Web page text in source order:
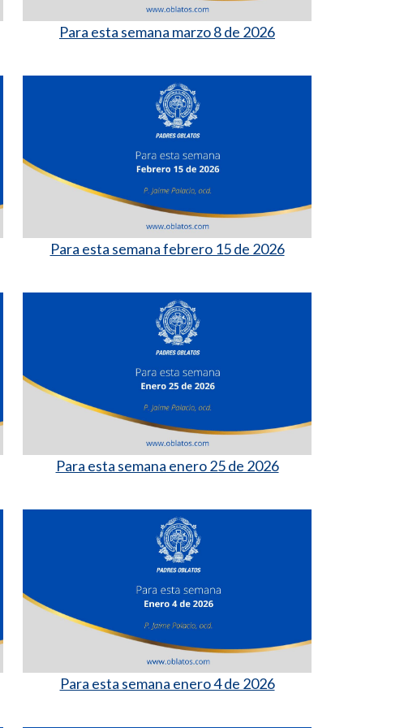
Para esta semana marzo 8 de 2026
Para esta semana febrero 15 de 2026
Para esta semana enero 25 de 2026
Para esta semana enero 4 de 2026